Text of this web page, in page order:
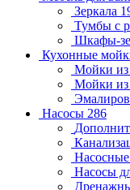
Зеркала
Тумбы с
Шкафы-
Кухонные
Мойки из
Мойки из
Насосы 286
Насосы